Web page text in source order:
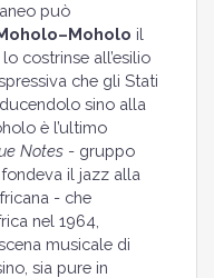
può
il
costrinse all’esilio
che gli Stati
sino alla
è l’ultimo
Notes- gruppo
il jazz alla
- che
nel 1964,
musicale di
sia pure in